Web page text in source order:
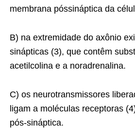
membrana póssináptica da
B) na extremidade do axônio
sinápticas (3), que contêm
acetilcolina e a noradrenalina.
C) os neurotransmissores
ligam a moléculas receptoras
pós-sináptica.